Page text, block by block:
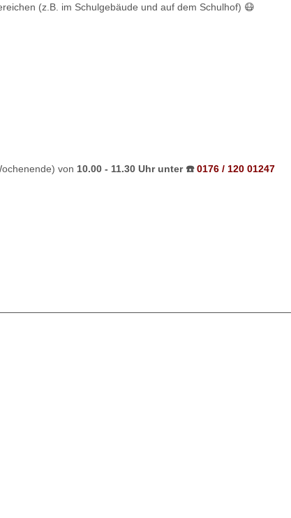
(z.B. im Schulgebäude und auf dem Schulhof) 😷
von 10.00 - 11.30 Uhr unter ☎️0176 / 120 01247